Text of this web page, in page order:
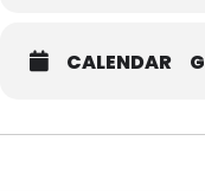
CALENDAR